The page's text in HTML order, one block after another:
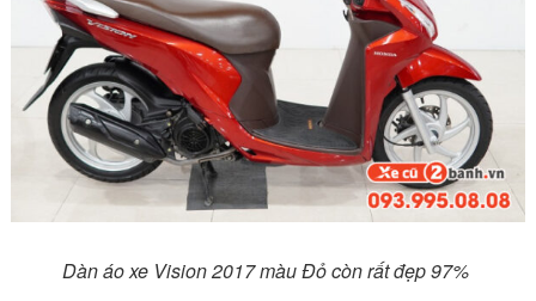
Dàn áo xe Vision 2017 màu Đỏ còn rất đẹp 97%